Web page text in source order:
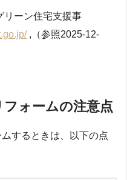
ーン住宅支援事
,（参照2025-12-
ォームの注意点
するときは、以下の点